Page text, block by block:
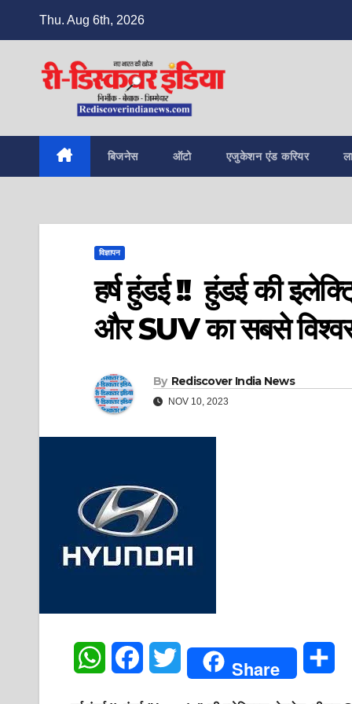
Thu. Aug 6th, 2026
बिजनेस ऑटो एजुकेशन एंड करियर
विज्ञापन
हर्ष हुंडई !! हुंडई की
और SUV का सबसे
By Rediscover India News
NOV 10, 2023
W Share